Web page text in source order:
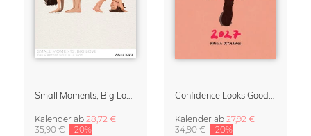
Small Moments, Big Love – Mutterschaftskalender von Giselle Dekel
Kalender ab 28,72 €
35,90 € -20%
Confidence Looks Good On You Kalender 2027
Kalender ab 27,92 €
34,90 € -20%